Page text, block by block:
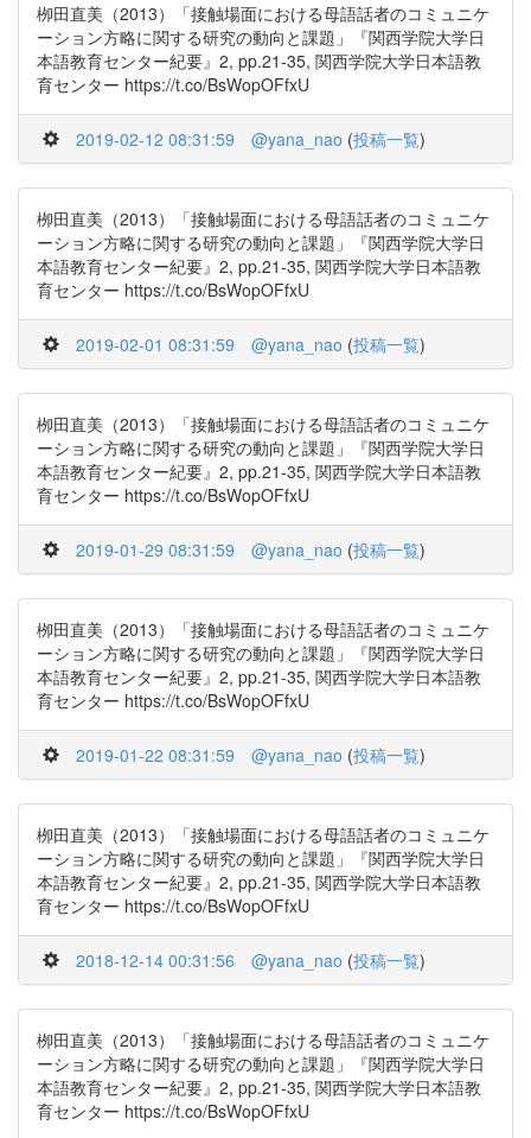
栁田直美（2013）「接触場面における母語話者のコミュニケ
ーション方略に関する研究の動向と課題」『関西学院大学日
本語教育センター紀要』2, pp.21-35, 関西学院大学日本語教
育センター https://t.co/BsWopOFfxU
2019-02-12 08:31:59 @yana_nao (投稿一覧)
栁田直美（2013）「接触場面における母語話者のコミュニケ
ーション方略に関する研究の動向と課題」『関西学院大学日
本語教育センター紀要』2, pp.21-35, 関西学院大学日本語教
育センター https://t.co/BsWopOFfxU
2019-02-01 08:31:59 @yana_nao (投稿一覧)
栁田直美（2013）「接触場面における母語話者のコミュニケ
ーション方略に関する研究の動向と課題」『関西学院大学日
本語教育センター紀要』2, pp.21-35, 関西学院大学日本語教
育センター https://t.co/BsWopOFfxU
2019-01-29 08:31:59 @yana_nao (投稿一覧)
栁田直美（2013）「接触場面における母語話者のコミュニケ
ーション方略に関する研究の動向と課題」『関西学院大学日
本語教育センター紀要』2, pp.21-35, 関西学院大学日本語教
育センター https://t.co/BsWopOFfxU
2019-01-22 08:31:59 @yana_nao (投稿一覧)
栁田直美（2013）「接触場面における母語話者のコミュニケ
ーション方略に関する研究の動向と課題」『関西学院大学日
本語教育センター紀要』2, pp.21-35, 関西学院大学日本語教
育センター https://t.co/BsWopOFfxU
2018-12-14 00:31:56 @yana_nao (投稿一覧)
栁田直美（2013）「接触場面における母語話者のコミュニケ
ーション方略に関する研究の動向と課題」『関西学院大学日
本語教育センター紀要』2, pp.21-35, 関西学院大学日本語教
育センター https://t.co/BsWopOFfxU